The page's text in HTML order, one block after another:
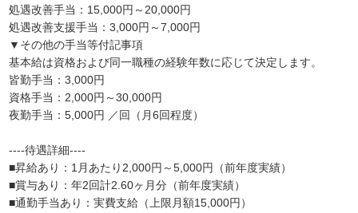
処遇改善手当：15,000円～20,000円
処遇改善支援手当：3,000円～7,000円
▼その他の手当等付記事項
基本給は資格および同一職種の経験年数に応じて決定します。
皆勤手当：3,000円
資格手当：2,000円～30,000円
夜勤手当：5,000円 ／回（月6回程度）
----待遇詳細----
■昇給あり：1月あたり2,000円～5,000円（前年度実績）
■賞与あり：年2回計2.60ヶ月分（前年度実績）
■通勤手当あり：実費支給（上限月額15,000円）